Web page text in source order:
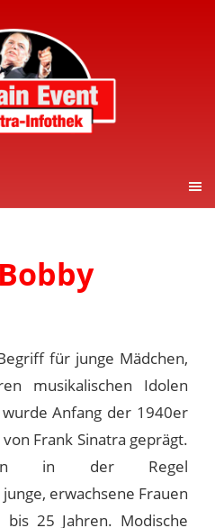
für junge Mädchen,
musikalischen Idolen
Anfang der 1940er
Frank Sinatra geprägt.
in der Regel
erwachsene Frauen
25 Jahren. Modische